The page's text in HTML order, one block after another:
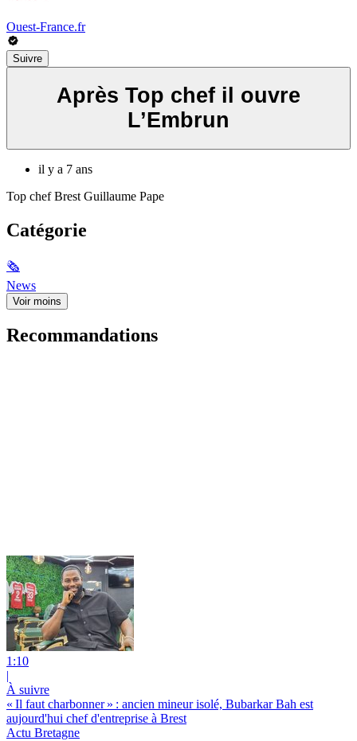
Ouest-France.fr
Suivre
Après Top chef il ouvre
L’Embrun
il y a 7 ans
Top chef Brest Guillaume Pape
Catégorie
🗞
News
Voir moins
Recommandations
1:10
|
À suivre
« Il faut charbonner » : ancien mineur isolé, Bubarkar Bah est
aujourd'hui chef d'entreprise à Brest
Actu Bretagne